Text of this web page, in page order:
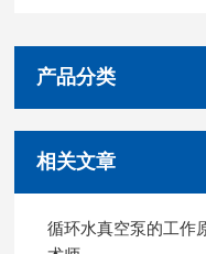
产品分类
相关文章
循环水真空泵的工作